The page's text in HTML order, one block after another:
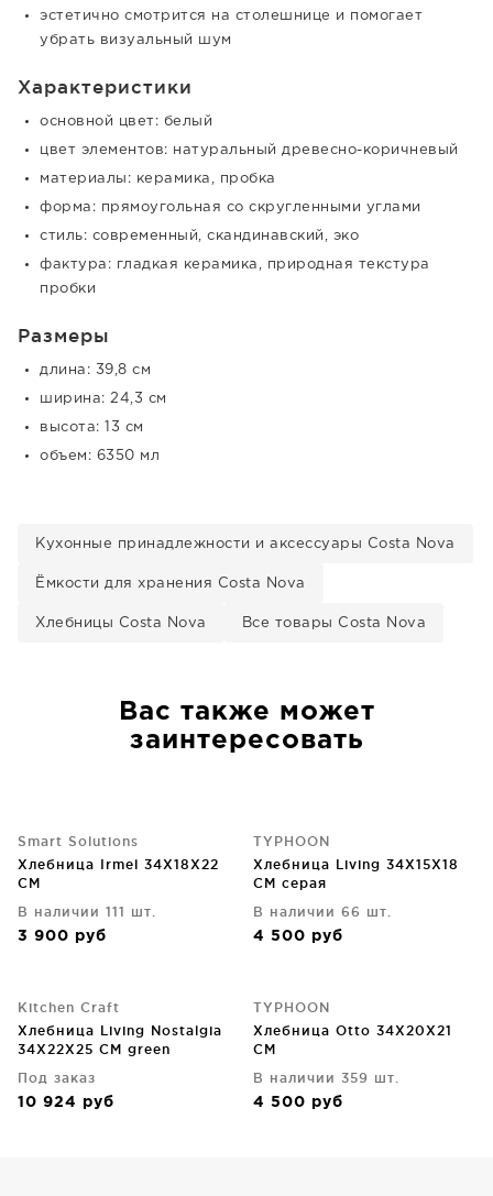
эстетично смотрится на столешнице и помогает
убрать визуальный шум
Характеристики
основной цвет: белый
цвет элементов: натуральный древесно-коричневый
материалы: керамика, пробка
форма: прямоугольная со скругленными углами
стиль: современный, скандинавский, эко
фактура: гладкая керамика, природная текстура
пробки
Размеры
длина: 39,8 см
ширина: 24,3 см
высота: 13 см
объем: 6350 мл
Кухонные принадлежности и аксессуары Costa Nova
Ёмкости для хранения Costa Nova
Хлебницы Costa Nova Все товары Costa Nova
Вас также может
заинтересовать
Smart Solutions
Хлебница Irmel 34X18X22
CM
В наличии 111 шт.
3 900 руб
TYPHOON
Хлебница Living 34X15X18
CM серая
В наличии 66 шт.
4 500 руб
Kitchen Craft
Хлебница Living Nostalgia
34X22X25 CM green
Под заказ
10 924 руб
TYPHOON
Хлебница Otto 34X20X21
CM
В наличии 359 шт.
4 500 руб